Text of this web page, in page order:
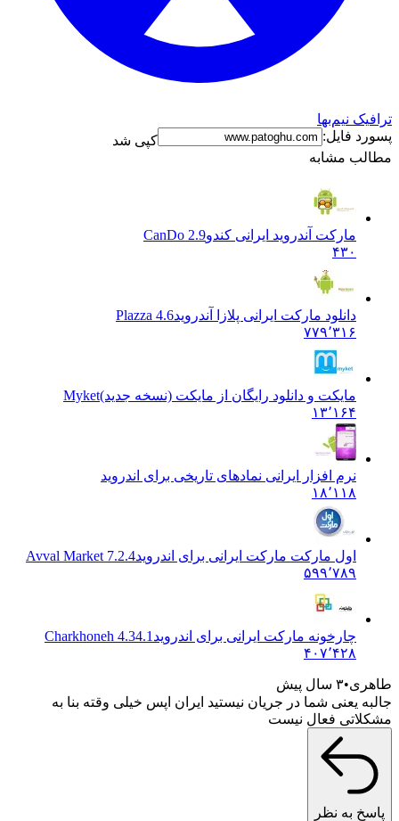
نیم‌بها
فایل:
کپی شد
مشابه
مارکت آندروید ایرانی کندوCanDo 2.9
دانلود مارکت ایرانی پلازا آندرویدPlazza 4.6
۷۷۹٬۳۱۶
مایکت و دانلود رایگان از مایکت (نسخه جدید) Myket
۱۳٬۱۶۴
نرم افزار ایرانی نمادهای تاریخی برای اندروید
۱۸٬۱۱۸
اول مارکت مارکت ایرانی برای اندرویدAvval Market 7.2.4
۵۹۹٬۷۸۹
چارخونه مارکت ایرانی برای اندرویدCharkhoneh 4.34.1
۴۰۷٬۴۲۸
۳ سال پیش
یعنی شما در جریان نیستید ایران اپس خیلی وقته بنا به
فعال نیست
به نظر